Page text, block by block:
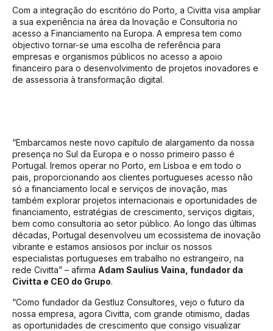
Com a integração do escritório do Porto, a Civitta visa ampliar
a sua experiência na área da Inovação e Consultoria no
acesso a Financiamento na Europa. A empresa tem como
objectivo tornar-se uma escolha de referência para
empresas e organismos públicos no acesso a apoio
financeiro para o desenvolvimento de projetos inovadores e
de assessoria à transformação digital.
“Embarcamos neste novo capítulo de alargamento da nossa
presença no Sul da Europa e o nosso primeiro passo é
Portugal. Iremos operar no Porto, em Lisboa e em todo o
pais, proporcionando aos clientes portugueses acesso não
só a financiamento local e serviços de inovação, mas
também explorar projetos internacionais e oportunidades de
financiamento, estratégias de crescimento, serviços digitais,
bem como consultoria ao setor público. Ao longo das últimas
décadas, Portugal desenvolveu um ecossistema de inovação
vibrante e estamos ansiosos por incluir os nossos
especialistas portugueses em trabalho no estrangeiro, na
rede Civitta” – afirma Adam Saulius Vaina, fundador da
Civitta e CEO do Grupo.
“Como fundador da Gestluz Consultores, vejo o futuro da
nossa empresa, agora Civitta, com grande otimismo, dadas
as oportunidades de crescimento que consigo visualizar